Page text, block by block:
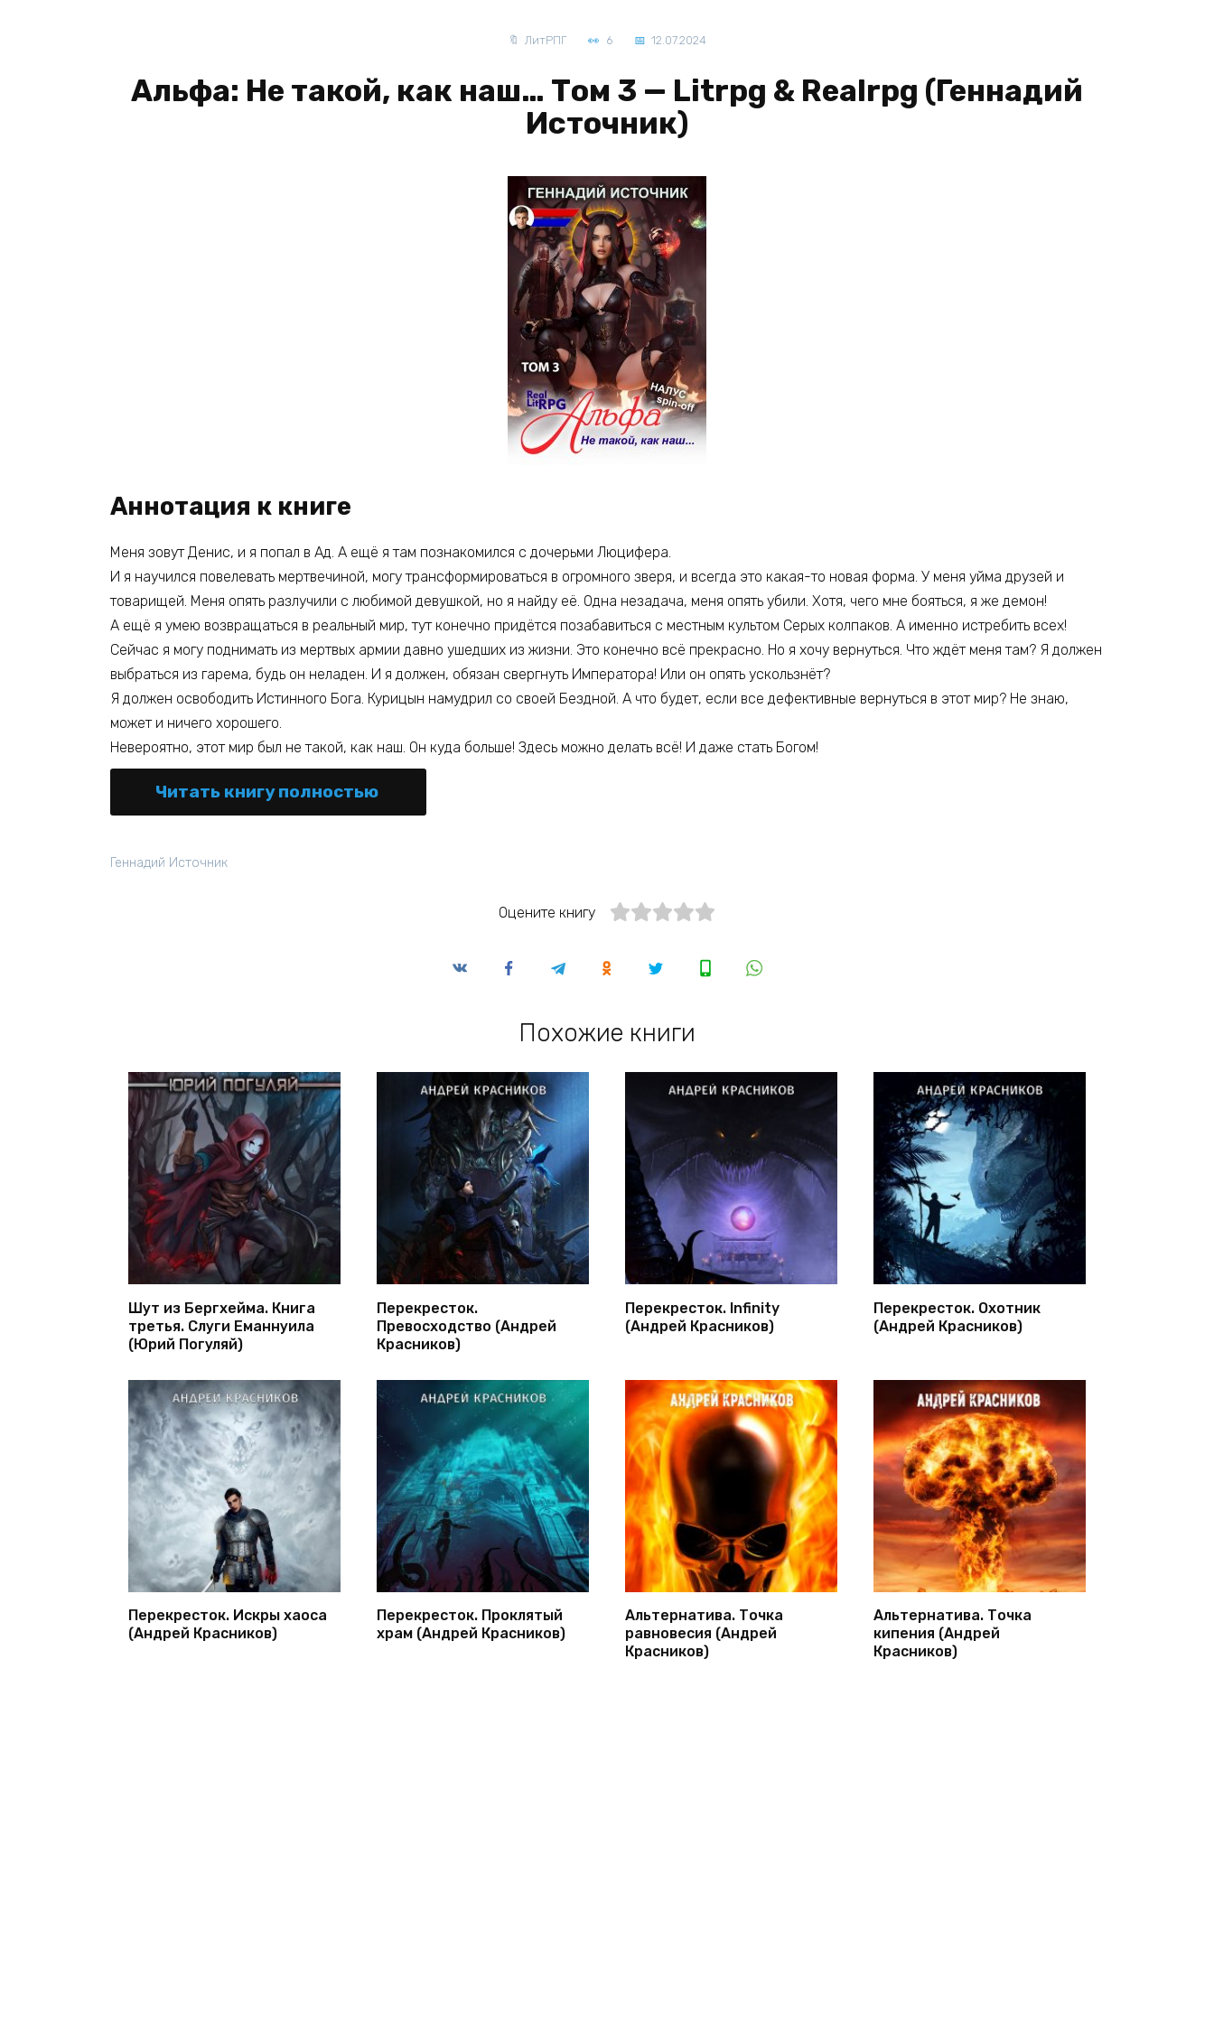
ЛитРПГ 6 12.07.2024
Альфа: Не такой, как наш… Том 3 — Litrpg & Realrpg (Геннадий
Источник)
Аннотация к книге
Меня зовут Денис, и я попал в Ад. А ещё я там познакомился с дочерьми Люцифера.
И я научился повелевать мертвечиной, могу трансформироваться в огромного зверя, и всегда это какая-то новая форма. У меня уйма друзей и
товарищей. Меня опять разлучили с любимой девушкой, но я найду её. Одна незадача, меня опять убили. Хотя, чего мне бояться, я же демон!
А ещё я умею возвращаться в реальный мир, тут конечно придётся позабавиться с местным культом Серых колпаков. А именно истребить всех!
Сейчас я могу поднимать из мертвых армии давно ушедших из жизни. Это конечно всё прекрасно. Но я хочу вернуться. Что ждёт меня там? Я должен
выбраться из гарема, будь он неладен. И я должен, обязан свергнуть Императора! Или он опять ускользнёт?
Я должен освободить Истинного Бога. Курицын намудрил со своей Бездной. А что будет, если все дефективные вернуться в этот мир? Не знаю,
может и ничего хорошего.
Невероятно, этот мир был не такой, как наш. Он куда больше! Здесь можно делать всё! И даже стать Богом!
Читать книгу полностью
Геннадий Источник
Оцените книгу
Похожие книги
Шут из Бергхейма. Книга
третья. Слуги Еманнуила
(Юрий Погуляй)
Перекресток.
Превосходство (Андрей
Красников)
Перекресток. Infinity
(Андрей Красников)
Перекресток. Охотник
(Андрей Красников)
Перекресток. Искры хаоса
(Андрей Красников)
Перекресток. Проклятый
храм (Андрей Красников)
Альтернатива. Точка
равновесия (Андрей
Красников)
Альтернатива. Точка
кипения (Андрей
Красников)